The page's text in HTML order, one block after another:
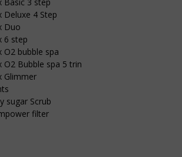
Deluxe 4 Step
Duo
6 step
O2 bubble spa
O2 Bubble spa 5 trin
Glimmer
sugar Scrub
filter